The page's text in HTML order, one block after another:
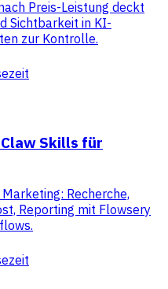
Preis-Leistung deckt
Sichtbarkeit in KI-
zur Kontrolle.
Skills für
Recherche,
Reporting mit Flowsery